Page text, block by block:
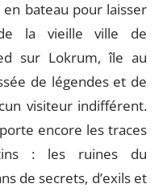
bateau pour laisser
la vieille ville de
sur Lokrum, île au
de légendes et de
visiteur indifférent.
encore les traces
: les ruines du
de secrets, d’exils et